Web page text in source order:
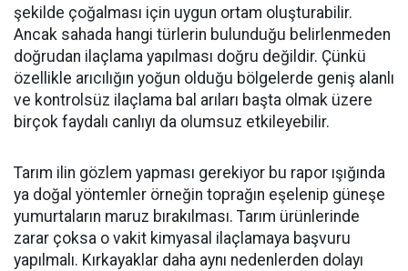
şekilde çoğalması için uygun ortam oluşturabilir.
Ancak sahada hangi türlerin bulunduğu belirlenmeden
doğrudan ilaçlama yapılması doğru değildir. Çünkü
özellikle arıcılığın yoğun olduğu bölgelerde geniş alanlı
ve kontrolsüz ilaçlama bal arıları başta olmak üzere
birçok faydalı canlıyı da olumsuz etkileyebilir.
Tarım ilin gözlem yapması gerekiyor bu rapor ışığında
ya doğal yöntemler örneğin toprağın eşelenip güneşe
yumurtaların maruz bırakılması. Tarım ürünlerinde
zarar çoksa o vakit kimyasal ilaçlamaya başvuru
yapılmalı. Kırkayaklar daha aynı nedenlerden dolayı